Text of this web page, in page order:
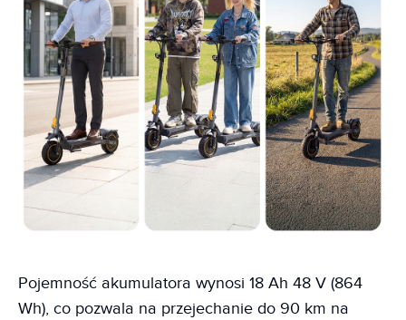
Pojemność akumulatora wynosi 18 Ah 48 V (864
Wh), co pozwala na przejechanie do 90 km na